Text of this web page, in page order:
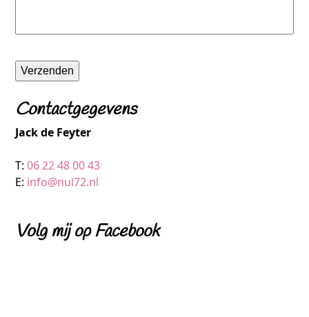
Verzenden
Contactgegevens
Jack de Feyter
T:06 22 48 00 43
E: info@nul72.nl
Volg mij op Facebook